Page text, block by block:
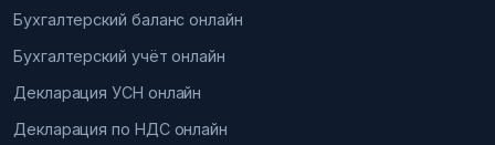
Бухгалтерский баланс онлайн
Бухгалтерский учёт онлайн
Декларация УСН онлайн
Декларация по НДС онлайн